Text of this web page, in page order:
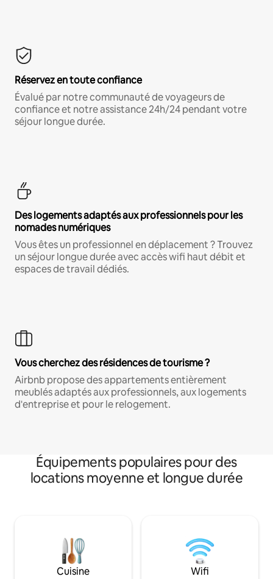
Réservez en toute confiance
Évalué par notre communauté de voyageurs de
confiance et notre assistance 24h/24 pendant votre
séjour longue durée.
Des logements adaptés aux professionnels pour les
nomades numériques
Vous êtes un professionnel en déplacement ? Trouvez
un séjour longue durée avec accès wifi haut débit et
espaces de travail dédiés.
Vous cherchez des résidences de tourisme ?
Airbnb propose des appartements entièrement
meublés adaptés aux professionnels, aux logements
d'entreprise et pour le relogement.
Équipements populaires pour des
locations moyenne et longue durée
Cuisine Wifi